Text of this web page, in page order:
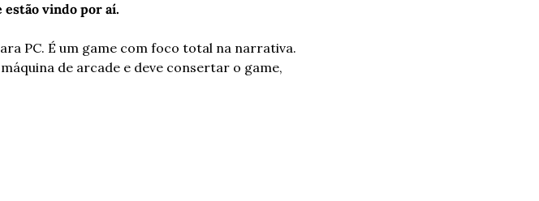
estão vindo por aí.
PC. É um game com foco total na narrativa.
de arcade e deve consertar o game,